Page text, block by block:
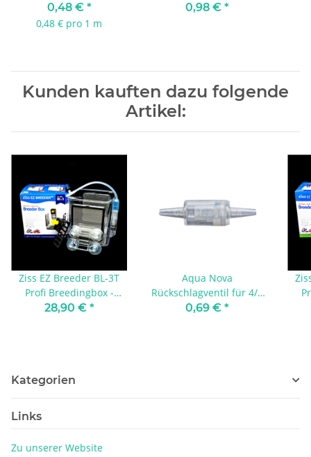
0,48 € *
0,48 € pro 1 m
0,98 € *
Kunden kauften dazu folgende
Artikel:
Ziss EZ Breeder BL-3T
Profi Breedingbox -
garnelensicher
28,90 € *
Aqua Nova
Rückschlagventil für 4/6
mm | 1 Stück geprüft
0,69 € *
Kategorien
Links
Zu unserer Website